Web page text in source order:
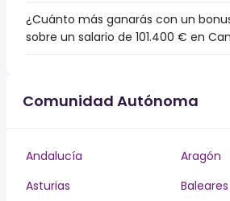
¿Cuánto más ganarás con un
sobre un salario de 101.400 € en
Comunidad Autónoma
Andalucía
Aragón
Asturias
Baleares